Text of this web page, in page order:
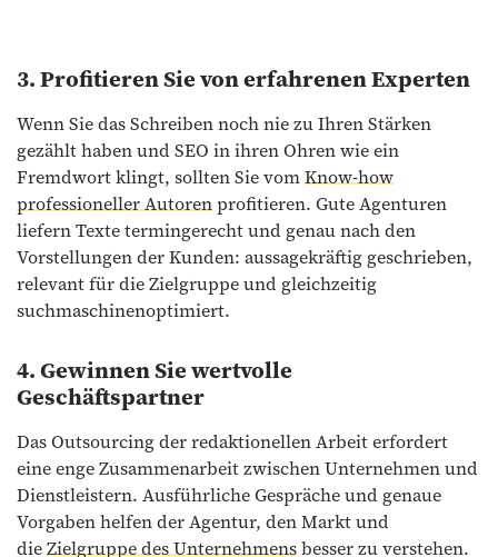
3. Profitieren Sie von erfahrenen Experten
Wenn Sie das Schreiben noch nie zu Ihren Stärken
gezählt haben und SEO in ihren Ohren wie ein
Fremdwort klingt, sollten Sie vomKnow-how
professioneller Autorenprofitieren. Gute Agenturen
liefern Texte termingerecht und genau nach den
Vorstellungen der Kunden: aussagekräftig geschrieben,
relevant für die Zielgruppe und gleichzeitig
suchmaschinenoptimiert.
4. Gewinnen Sie wertvolle
Geschäftspartner
Das Outsourcing der redaktionellen Arbeit erfordert
eine enge Zusammenarbeit zwischen Unternehmen und
Dienstleistern. Ausführliche Gespräche und genaue
Vorgaben helfen der Agentur, den Markt und
dieZielgruppe des Unternehmensbesser zu verstehen.